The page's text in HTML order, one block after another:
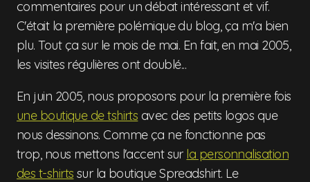
commentaires pour un débat intéressant et vif.
C'était la première polémique du blog, ça m'a bien
plu. Tout ça sur le mois de mai. En fait, en mai 2005,
les visites régulières ont doublé...
En juin 2005, nous proposons pour la première fois
une boutique de tshirts avec des petits logos que
nous dessinons. Comme ça ne fonctionne pas
trop, nous mettons l'accent sur la personnalisation
des t-shirts sur la boutique Spreadshirt. Le